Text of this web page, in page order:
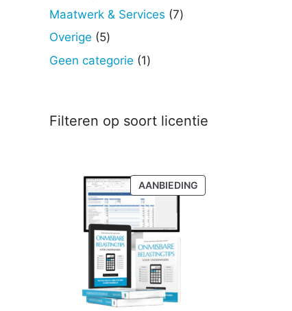
producten
Maatwerk & Services 77
Overige 55
producten
Geen categorie 11
Filteren op soort licentie
AANBIEDINGPRODUCT
IN